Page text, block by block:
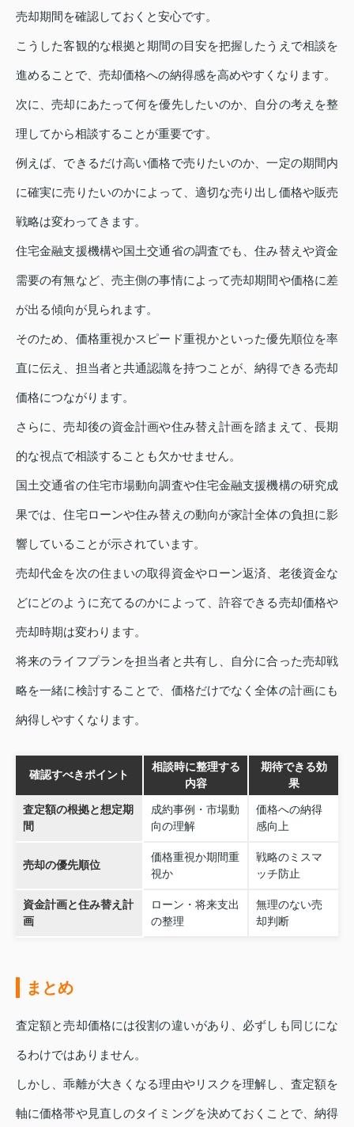
売却期間を確認しておくと安心です。
こうした客観的な根拠と期間の目安を把握したうえで相談を
進めることで、売却価格への納得感を高めやすくなります。
次に、売却にあたって何を優先したいのか、自分の考えを整
理してから相談することが重要です。
例えば、できるだけ高い価格で売りたいのか、一定の期間内
に確実に売りたいのかによって、適切な売り出し価格や販売
戦略は変わってきます。
住宅金融支援機構や国土交通省の調査でも、住み替えや資金
需要の有無など、売主側の事情によって売却期間や価格に差
が出る傾向が見られます。
そのため、価格重視かスピード重視かといった優先順位を率
直に伝え、担当者と共通認識を持つことが、納得できる売却
価格につながります。
さらに、売却後の資金計画や住み替え計画を踏まえて、長期
的な視点で相談することも欠かせません。
国土交通省の住宅市場動向調査や住宅金融支援機構の研究成
果では、住宅ローンや住み替えの動向が家計全体の負担に影
響していることが示されています。
売却代金を次の住まいの取得資金やローン返済、老後資金な
どにどのように充てるのかによって、許容できる売却価格や
売却時期は変わります。
将来のライフプランを担当者と共有し、自分に合った売却戦
略を一緒に検討することで、価格だけでなく全体の計画にも
納得しやすくなります。
確認すべきポイント
相談時に整理する
内容
期待できる効
果
査定額の根拠と想定期
間
成約事例・市場動
向の理解
価格への納得
感向上
売却の優先順位
価格重視か期間重
視か
戦略のミスマ
ッチ防止
資金計画と住み替え計
画
ローン・将来支出
の整理
無理のない売
却判断
まとめ
査定額と売却価格には役割の違いがあり、必ずしも同じにな
るわけではありません。
しかし、乖離が大きくなる理由やリスクを理解し、査定額を
軸に価格帯や見直しのタイミングを決めておくことで、納得